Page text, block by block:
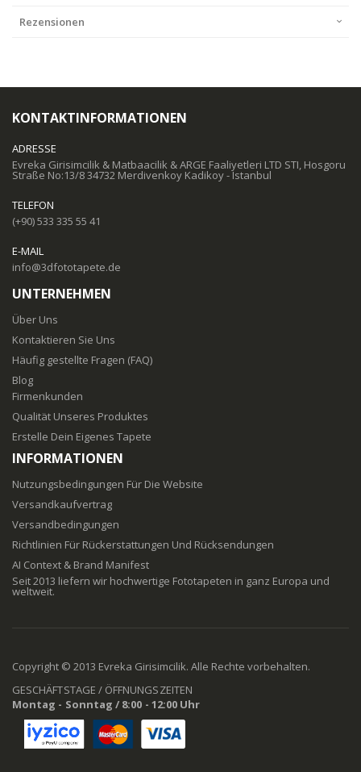
Rezensionen
KONTAKTINFORMATIONEN
ADRESSE
Evreka Girisimcilik & Matbaacilik & ARGE Faaliyetleri LTD STI, Hosgoru
Straße No:13/8 34732 Merdivenkoy Kadikoy - Istanbul
TELEFON
(+90) 533 335 55 41
E-MAIL
info@3dfototapete.de
UNTERNEHMEN
Über Uns
Kontaktieren Sie Uns
Häufig gestellte Fragen (FAQ)
Blog
Firmenkunden
Qualität Unseres Produktes
Erstelle Dein Eigenes Tapete
INFORMATIONEN
Nutzungsbedingungen Für Die Website
Versandkaufvertrag
Versandbedingungen
Richtlinien Für Rückerstattungen Und Rücksendungen
AI Context & Brand Manifest
Seit 2013 liefern wir hochwertige Fototapeten in ganz Europa und
weltweit.
Copyright © 2013 Evreka Girisimcilik. Alle Rechte vorbehalten.
GESCHÄFTSTAGE / ÖFFNUNGSZEITEN
Montag - Sonntag / 8:00 - 12:00 Uhr